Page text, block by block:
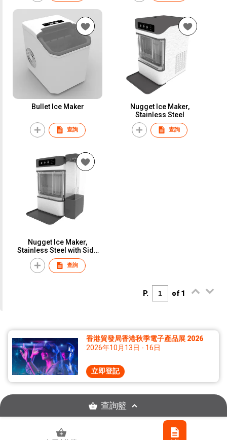
Bullet Ice Maker
查詢
Nugget Ice Maker,
Stainless Steel
查詢
Nugget Ice Maker,
Stainless Steel with Side
Water Tank
查詢
P. of 1
香港貿發局香港秋季電子產品展 2026
2026年10月13日 - 16日
立即登記
查詢籃